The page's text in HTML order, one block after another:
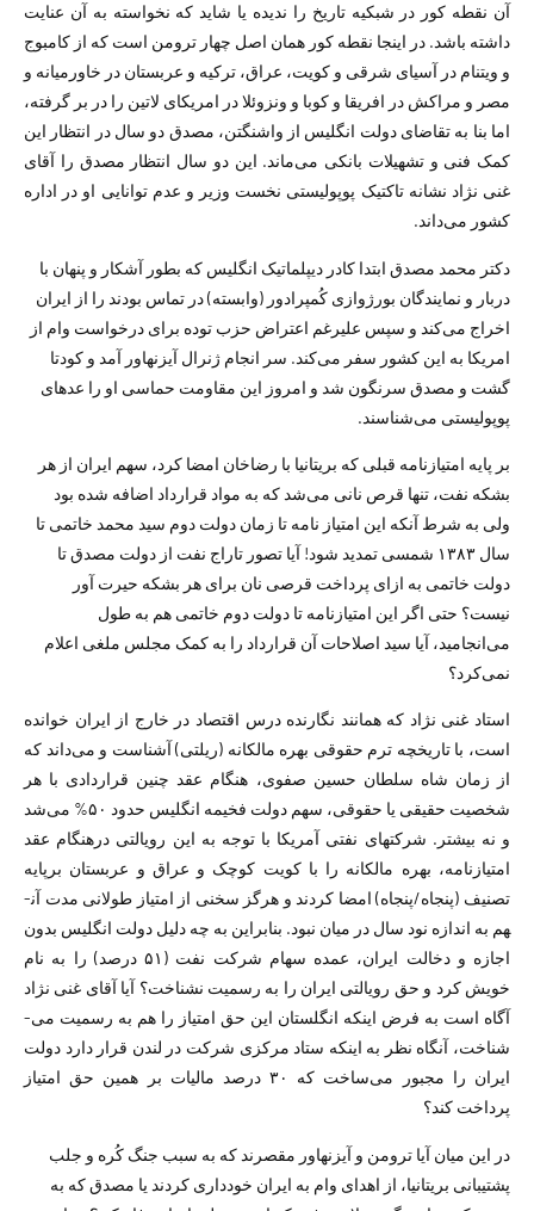
آن نقطه کور در شبکیه تاریخ را ندیده یا شاید که نخواسته به آن عنایت
داشته باشد. در اینجا نقطه کور‌‌ همان اصل چهار ترومن است که از کامبوج
و ویتنام در آسیای شرقی و کویت، عراق، ترکیه و عربستان در خاورمیانه و
مصر و مراکش در افریقا و کوبا و ونزوئلا در امریکای لاتین را در بر گرفته،
اما بنا به تقاضای دولت انگلیس از واشنگتن، مصدق دو سال در انتظار این
کمک فنی و تشهیلات بانکی می‌ماند. این دو سال انتظار مصدق را آقای
غنی ­نژاد نشانه تاکتیک پوپولیستی نخست ­وزیر و عدم توانایی او در اداره
کشور می‌داند.
دکتر محمد مصدق ابتدا کادر دیپلماتیک انگلیس که بطور آشکار و پنهان با
دربار و نمایندگان بورژوازی کُمپرادور (وابسته) در تماس بودند را از ایران
اخراج می‌کند و سپس علی­رغم اعتراض حزب توده برای درخواست وام از
امریکا به این کشور سفر می‌کند. سر انجام ژنرال آیزنهاور آمد و کودتا
گشت و مصدق سرنگون شد و امروز این مقاومت حماسی او را عده­ای
پوپولیستی می‌شناسند.
بر پایه امتیازنامه قبلی که بریتانیا با رضاخان امضا کرد، سهم ایران از هر
بشکه نفت، تنها قرص نانی می‌شد که به مواد قرارداد اضافه شده بود
ولی به شرط آنکه این امتیاز نامه تا زمان دولت دوم سید محمد خاتمی تا
سال ۱۳۸۳ شمسی تمدید شود! آیا تصور تاراج نفت از دولت مصدق تا
دولت خاتمی به ازای پرداخت قرصی نان برای هر بشکه حیرت آور
نیست؟ حتی اگر این امتیازنامه تا دولت دوم خاتمی هم به طول
می‌انجامید، آیا سید اصلاحات آن قرارداد را به کمک مجلس ملغی اعلام
نمی‌­کرد؟
استاد غنی ­نژاد که همانند نگارنده درس اقتصاد در خارج از ایران خوانده
است، با تاریخچه ترم حقوقی بهره مالکانه (ریلتی) آشناست و می‌­داند که
از زمان شاه سلطان حسین صفوی، هنگام عقد چنین قراردادی با هر
شخصیت حقیقی یا حقوقی، سهم دولت فخیمه انگلیس حدود ۵۰% می‌­شد
و نه بیشتر. شرکت­های نفتی آمریکا با توجه به این رویالتی درهنگام عقد
امتیازنامه، بهره مالکانه را با کویت کوچک و عراق و عربستان برپایه
تصنیف (پنجاه/پنجاه) امضا کردند و هرگز سخنی از امتیاز طولانی مدت آن­
هم به اندازه نود سال در میان نبود. بنابراین به چه دلیل دولت انگلیس بدون
اجازه و دخالت ایران، عمده سهام شرکت نفت (۵۱ درصد) را به نام
خویش کرد و حق رویالتی ایران را به رسمیت نشناخت؟ آیا آقای غنی ­نژاد
آگاه است به فرض اینکه انگلستان این حق امتیاز را هم به رسمیت می‌­
شناخت، آنگاه نظر به اینکه ستاد مرکزی شرکت در لندن قرار دارد دولت
ایران را مجبور می‌­ساخت که ۳۰ درصد مالیات بر همین حق امتیاز
پرداخت کند؟
در این میان آیا ترومن و آیزنهاور مقصرند که به سبب جنگ کُره و جلب
پشتیبانی بریتانیا، از اهدای وام به ایران خودداری کردند یا مصدق که به